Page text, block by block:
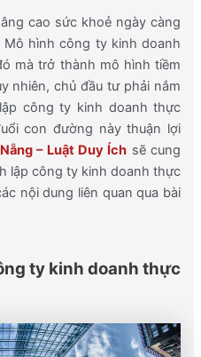
cao sức khoẻ ngày càng
hình công ty kinh doanh
mà trở thành mô hình tiềm
nhiên, chủ đầu tư phải nắm
công ty kinh doanh thực
con đường này thuận lợi
– Luật Duy Ích sẽ cung
lập công ty kinh doanh thực
nội dung liên quan qua bài
ty kinh doanh thực